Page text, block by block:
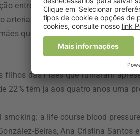
entre o tabagismo materno
arterial das crianças, tendo sido
que fumavam apresentavam
filhos das mães que fumaram
22% têm já aos quatro anos uma
smoking: a life course blood
Beiras, Ana Cristina Santos